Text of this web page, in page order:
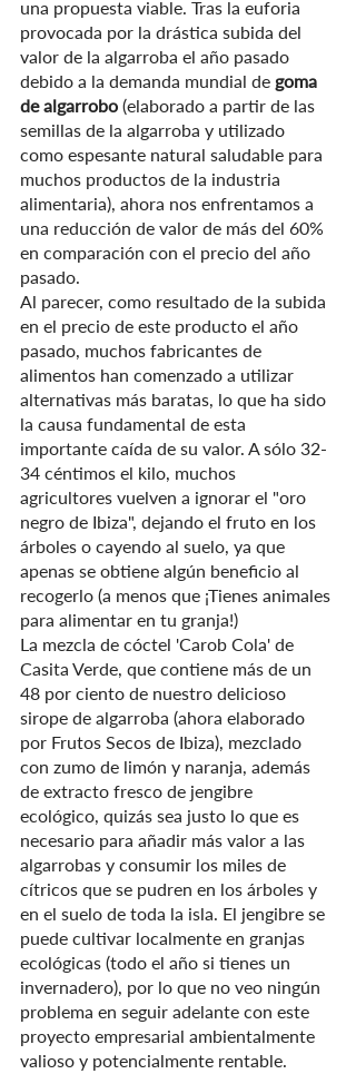
una propuesta viable. Tras la euforia
provocada por la drástica subida del
valor de la algarroba el año pasado
debido a la demanda mundial de goma
de algarrobo (elaborado a partir de las
semillas de la algarroba y utilizado
como espesante natural saludable para
muchos productos de la industria
alimentaria), ahora nos enfrentamos a
una reducción de valor de más del 60%
en comparación con el precio del año
pasado.
Al parecer, como resultado de la subida
en el precio de este producto el año
pasado, muchos fabricantes de
alimentos han comenzado a utilizar
alternativas más baratas, lo que ha sido
la causa fundamental de esta
importante caída de su valor. A sólo 32-
34 céntimos el kilo, muchos
agricultores vuelven a ignorar el "oro
negro de Ibiza", dejando el fruto en los
árboles o cayendo al suelo, ya que
apenas se obtiene algún beneficio al
recogerlo (a menos que ¡Tienes animales
para alimentar en tu granja!)
La mezcla de cóctel 'Carob Cola' de
Casita Verde, que contiene más de un
48 por ciento de nuestro delicioso
sirope de algarroba (ahora elaborado
por Frutos Secos de Ibiza), mezclado
con zumo de limón y naranja, además
de extracto fresco de jengibre
ecológico, quizás sea justo lo que es
necesario para añadir más valor a las
algarrobas y consumir los miles de
cítricos que se pudren en los árboles y
en el suelo de toda la isla. El jengibre se
puede cultivar localmente en granjas
ecológicas (todo el año si tienes un
invernadero), por lo que no veo ningún
problema en seguir adelante con este
proyecto empresarial ambientalmente
valioso y potencialmente rentable.